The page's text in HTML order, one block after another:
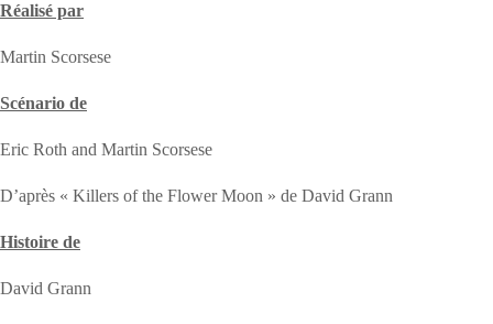
Réalisé par
Martin Scorsese
Scénario de
Eric Roth and Martin Scorsese
D’après « Killers of the Flower Moon » de David Grann
Histoire de
David Grann